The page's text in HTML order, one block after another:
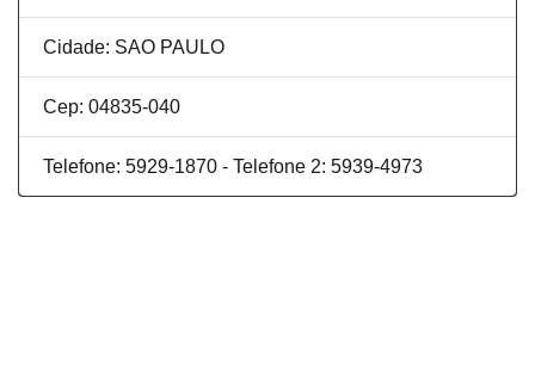
Cidade: SAO PAULO
Cep: 04835-040
Telefone: 5929-1870 - Telefone 2: 5939-4973